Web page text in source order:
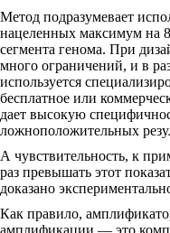
Метод подразумевает
нацеленных максимум на
сегмента генома. При
много ограничений, и в
используется
бесплатное или
дает высокую
ложноположительных
А чувствительность, к
раз превышать этот
доказано
Как правило,
амплификации — это